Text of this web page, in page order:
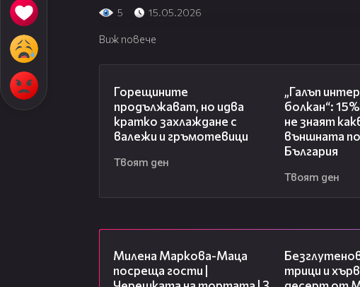
5 15.05.2026
Виж повече
Горещините
продължават, но идва
кратко захлаждане с
валежи и гръмотевици
Твоят ден
„Галъп
болкан“:
не знаят
външната
България
Твоят ден
Милена Маркова-Маца
посреща гости |
трици и